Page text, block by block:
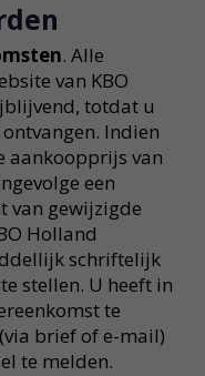
. Alle
van KBO
totdat u
Indien
aankoopprijs van
een
van gewijzigde
Holland
schriftelijk
stellen. U heeft in
te
brief of e-mail)
te melden.